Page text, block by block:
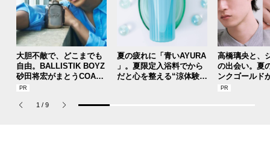
大胆不敵で、どこまでも
自由。BALLISTIK BOYZ
砂田将宏がまとうCOACH
の新作フレグランス「コ
パルファム」
夏の疲れに「青いAYURA
」。夏限定入浴料でから
だと心を整える“涼体験”
高橋璃央と、
の出会い。夏
ンクゴールド
SUMMER
1 / 9